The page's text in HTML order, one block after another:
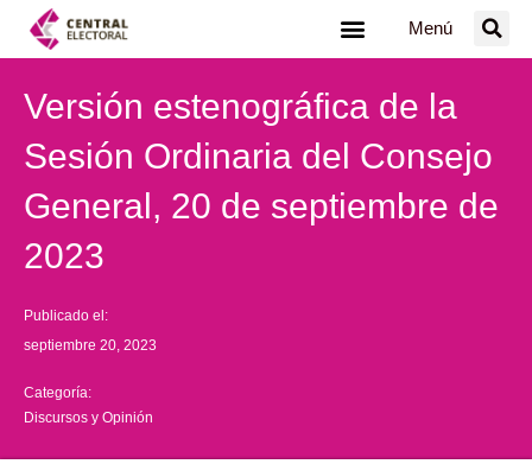
Menú
Versión estenográfica de la
Sesión Ordinaria del Consejo
General, 20 de septiembre de
2023
Publicado el:
septiembre 20, 2023
Categoría:
Discursos y Opinión